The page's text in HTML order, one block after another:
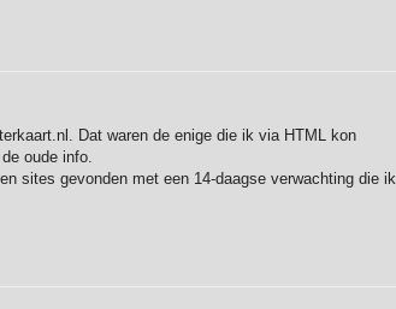
Dat waren de enige die ik via HTML kon
oude info.
sites gevonden met een 14-daagse verwachting die ik